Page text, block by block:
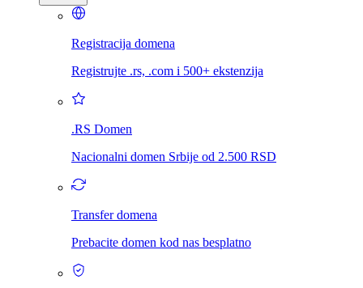
Registracija domena
Registrujte .rs, .com i 500+ ekstenzija
.RS Domen
Nacionalni domen Srbije od 2.500 RSD
Transfer domena
Prebacite domen kod nas besplatno